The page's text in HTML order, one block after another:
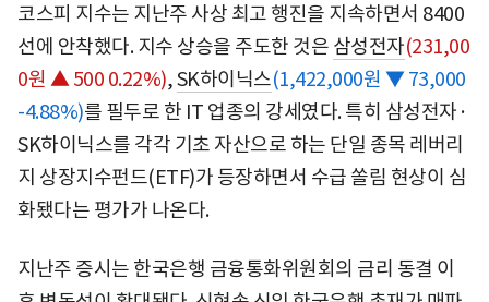
코스피 지수는 지난주 사상 최고 행진을 지속하면서 8400
선에 안착했다. 지수 상승을 주도한 것은 삼성전자(231,00
0원 ▲ 500 0.22%),SK하이닉스(1,422,000원 ▼ 73,000
-4.88%)를 필두로 한 IT 업종의 강세였다. 특히 삼성전자·
SK하이닉스를 각각 기초 자산으로 하는 단일 종목 레버리
지 상장지수펀드(ETF)가 등장하면서 수급 쏠림 현상이 심
화됐다는 평가가 나온다.
지난주 증시는 한국은행 금융통화위원회의 금리 동결 이